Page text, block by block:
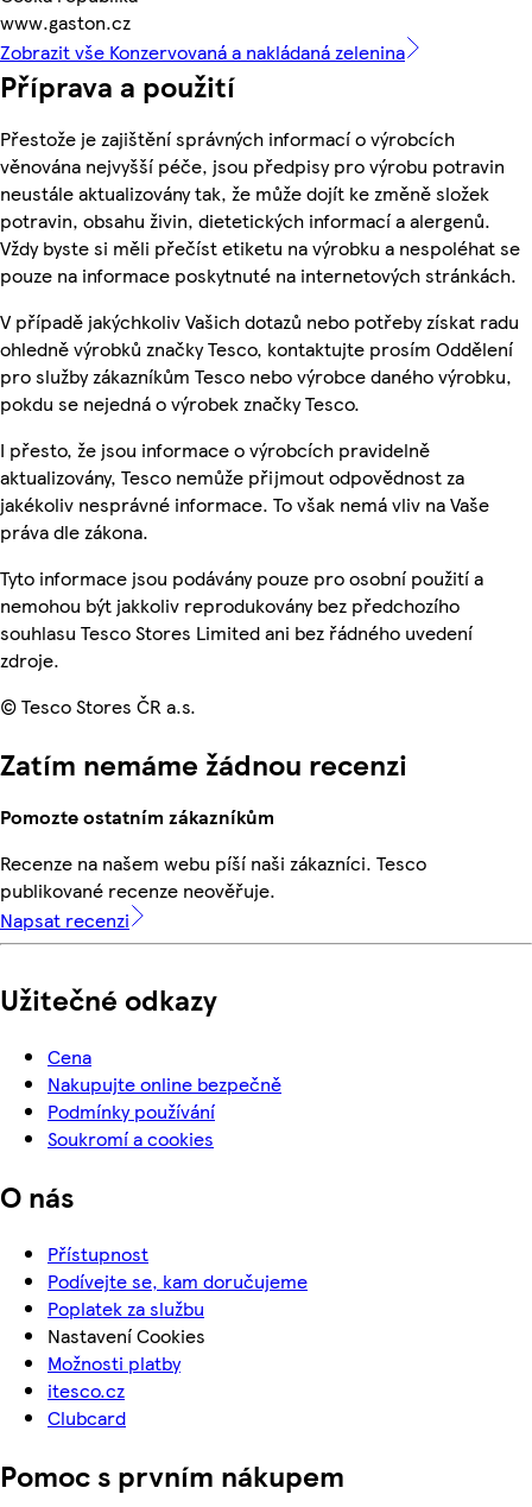
www.gaston.cz
Zobrazit vše Konzervovaná a nakládaná zelenina
Příprava a použití
Přestože je zajištění správných informací o výrobcích
věnována nejvyšší péče, jsou předpisy pro výrobu potravin
neustále aktualizovány tak, že může dojít ke změně složek
potravin, obsahu živin, dietetických informací a alergenů.
Vždy byste si měli přečíst etiketu na výrobku a nespoléhat se
pouze na informace poskytnuté na internetových stránkách.
V případě jakýchkoliv Vašich dotazů nebo potřeby získat radu
ohledně výrobků značky Tesco, kontaktujte prosím Oddělení
pro služby zákazníkům Tesco nebo výrobce daného výrobku,
pokdu se nejedná o výrobek značky Tesco.
I přesto, že jsou informace o výrobcích pravidelně
aktualizovány, Tesco nemůže přijmout odpovědnost za
jakékoliv nesprávné informace. To však nemá vliv na Vaše
práva dle zákona.
Tyto informace jsou podávány pouze pro osobní použití a
nemohou být jakkoliv reprodukovány bez předchozího
souhlasu Tesco Stores Limited ani bez řádného uvedení
zdroje.
© Tesco Stores ČR a.s.
Zatím nemáme žádnou recenzi
Pomozte ostatním zákazníkům
Recenze na našem webu píší naši zákazníci. Tesco
publikované recenze neověřuje.
Napsat recenzi
Užitečné odkazy
Cena
Nakupujte online bezpečně
Podmínky používání
Soukromí a cookies
O nás
Přístupnost
Podívejte se, kam doručujeme
Poplatek za službu
Nastavení Cookies
Možnosti platby
itesco.cz
Clubcard
Pomoc s prvním nákupem